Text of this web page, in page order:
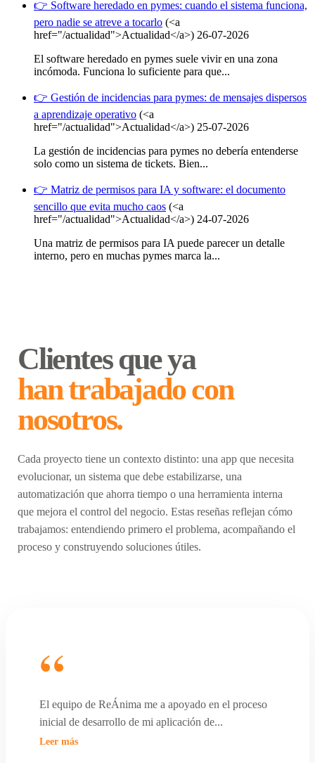
👉 Software heredado en pymes: cuando el sistema funciona,
pero nadie se atreve a tocarlo (<a
href="/actualidad">Actualidad</a>) 26-07-2026
El software heredado en pymes suele vivir en una zona
incómoda. Funciona lo suficiente para que...
👉 Gestión de incidencias para pymes: de mensajes dispersos
a aprendizaje operativo (<a
href="/actualidad">Actualidad</a>) 25-07-2026
La gestión de incidencias para pymes no debería entenderse
solo como un sistema de tickets. Bien...
👉 Matriz de permisos para IA y software: el documento
sencillo que evita mucho caos (<a
href="/actualidad">Actualidad</a>) 24-07-2026
Una matriz de permisos para IA puede parecer un detalle
interno, pero en muchas pymes marca la...
Clientes que ya
han trabajado con
nosotros.
Cada proyecto tiene un contexto distinto: una app que necesita
evolucionar, un sistema que debe estabilizarse, una
automatización que ahorra tiempo o una herramienta interna
que mejora el control del negocio. Estas reseñas reflejan cómo
trabajamos: entendiendo primero el problema, acompañando el
proceso y construyendo soluciones útiles.
El equipo de ReÁnima me a apoyado en el proceso
inicial de desarrollo de mi aplicación de...
Leer más